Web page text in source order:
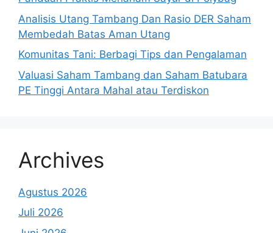
Analisis Utang Tambang Dan Rasio DER Saham
Membedah Batas Aman Utang
Komunitas Tani: Berbagi Tips dan Pengalaman
Valuasi Saham Tambang dan Saham Batubara
PE Tinggi Antara Mahal atau Terdiskon
Archives
Agustus 2026
Juli 2026